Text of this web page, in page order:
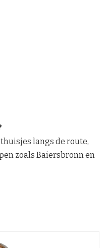
langs de route,
zoals Baiersbronn en